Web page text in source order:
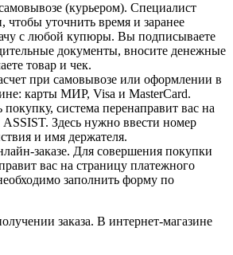
(курьером). Специалист
чтобы уточнить время и заранее
с любой купюры. Вы подписываете
документы, вносите денежные
товар и чек.
при самовывозе или оформлении в
карты МИР, Visa и MasterCard.
система перенаправит вас на
ASSIST. Здесь нужно ввести номер
и имя держателя.
заказе. Для совершения покупки
вас на страницу платежного
заполнить форму по
заказа. В интернет-магазине